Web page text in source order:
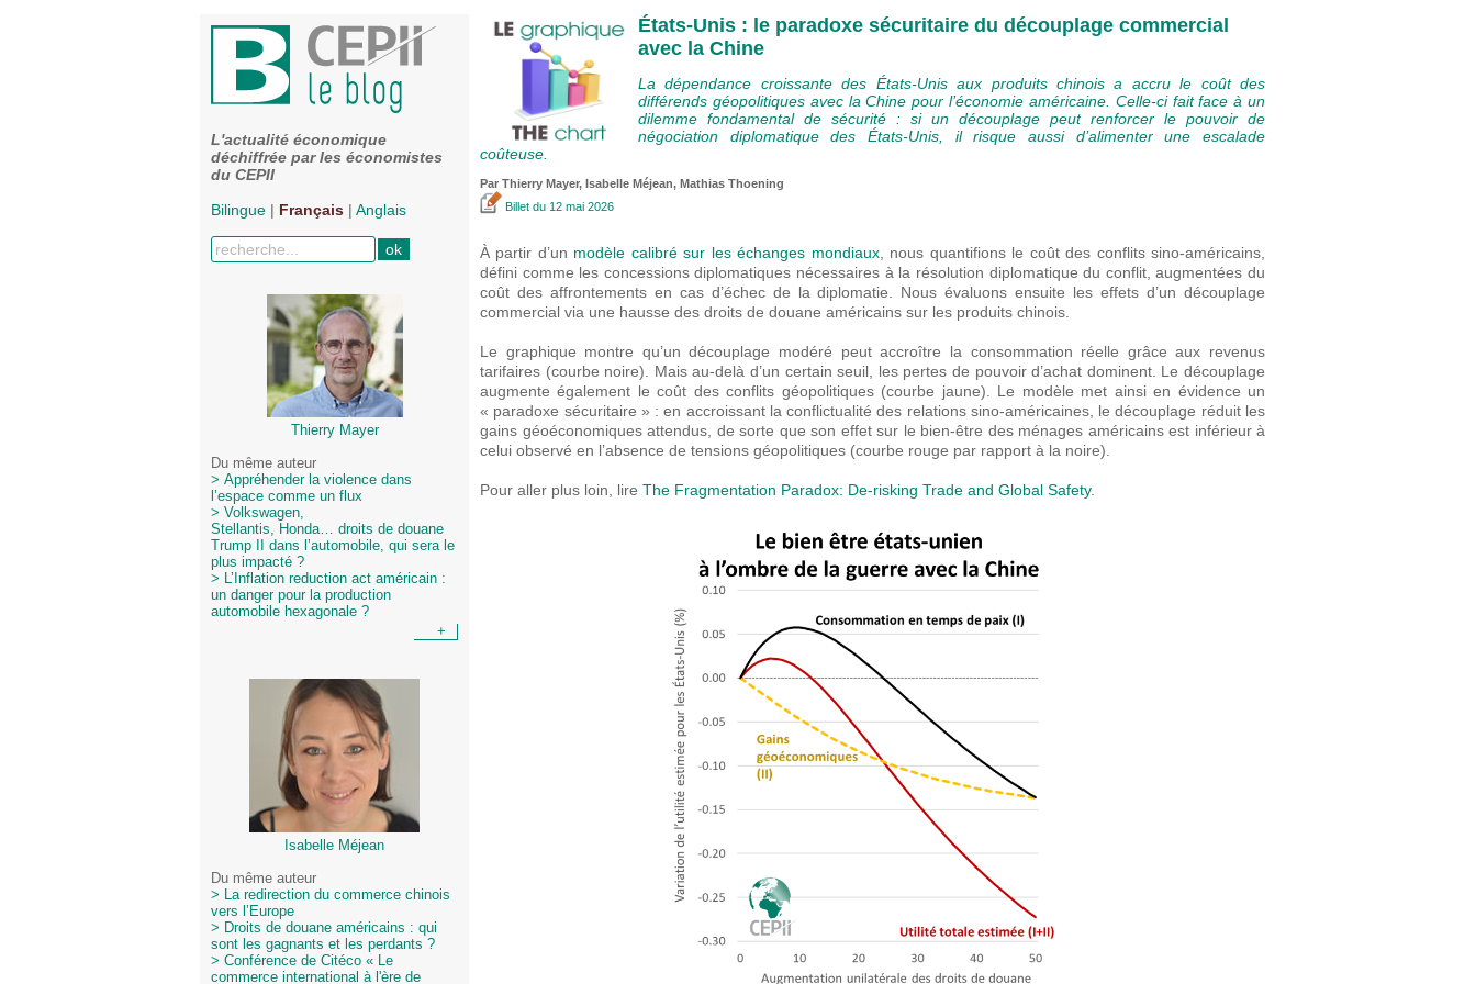
L'actualité économique
déchiffrée par les économistes
du CEPII
Bilingue | Français | Anglais
Thierry Mayer
Du même auteur
> Appréhender la violence dans
l’espace comme un flux
> Volkswagen,
Stellantis, Honda… droits de douane
Trump II dans l’automobile, qui sera le
plus impacté ?
> L’Inflation reduction act américain :
un danger pour la production
automobile hexagonale ?
+
Isabelle Méjean
Du même auteur
> La redirection du commerce chinois
vers l’Europe
> Droits de douane américains : qui
sont les gagnants et les perdants ?
> Conférence de Citéco « Le
commerce international à l'ère de
États-Unis : le paradoxe sécuritaire du découplage commercial
avec la Chine
La dépendance croissante des États-Unis aux produits chinois a accru le coût des
différends géopolitiques avec la Chine pour l’économie américaine. Celle-ci fait face à un
dilemme fondamental de sécurité : si un découplage peut renforcer le pouvoir de
négociation diplomatique des États-Unis, il risque aussi d’alimenter une escalade
coûteuse.
Par Thierry Mayer, Isabelle Méjean, Mathias Thoening
Billet du 12 mai 2026
À partir d’un modèle calibré sur les échanges mondiaux, nous quantifions le coût des conflits sino-américains,
défini comme les concessions diplomatiques nécessaires à la résolution diplomatique du conflit, augmentées du
coût des affrontements en cas d’échec de la diplomatie. Nous évaluons ensuite les effets d’un découplage
commercial via une hausse des droits de douane américains sur les produits chinois.
Le graphique montre qu’un découplage modéré peut accroître la consommation réelle grâce aux revenus
tarifaires (courbe noire). Mais au-delà d’un certain seuil, les pertes de pouvoir d’achat dominent. Le découplage
augmente également le coût des conflits géopolitiques (courbe jaune). Le modèle met ainsi en évidence un
« paradoxe sécuritaire » : en accroissant la conflictualité des relations sino-américaines, le découplage réduit les
gains géoéconomiques attendus, de sorte que son effet sur le bien-être des ménages américains est inférieur à
celui observé en l’absence de tensions géopolitiques (courbe rouge par rapport à la noire).
Pour aller plus loin, lire The Fragmentation Paradox: De-risking Trade and Global Safety.